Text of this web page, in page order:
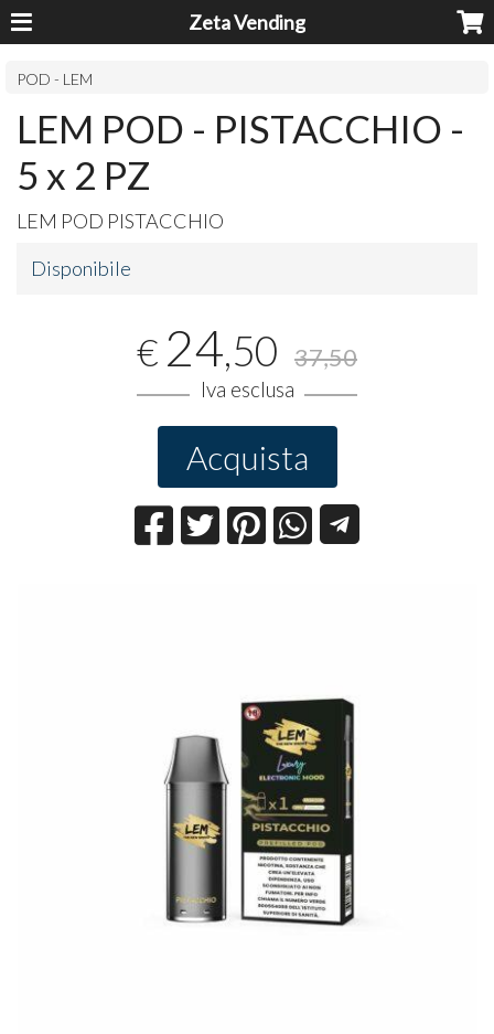
Zeta Vending
POD - LEM
LEM POD - PISTACCHIO -
5 x 2 PZ
LEM POD PISTACCHIO
Disponibile
€ 24,50 37,50
Iva esclusa
Acquista